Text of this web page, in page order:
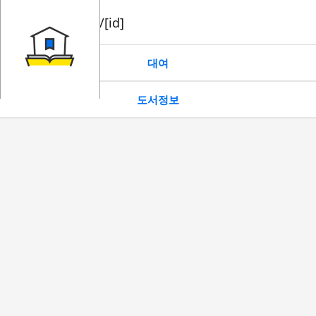
book/rent/[id]
대여
도서정보